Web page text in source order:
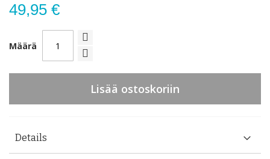
49,95 €
Määrä
Lisää ostoskoriin
Details